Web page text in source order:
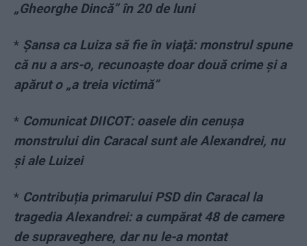
„Gheorghe Dincă” în 20 de luni
* Şansa ca Luiza să fie în viaţă: monstrul spune
că nu a ars-o, recunoaşte doar două crime şi a
apărut o „a treia victimă”
* Comunicat DIICOT: oasele din cenușa
monstrului din Caracal sunt ale Alexandrei, nu
și ale Luizei
* Contribuția primarului PSD din Caracal la
tragedia Alexandrei: a cumpărat 48 de camere
de supraveghere, dar nu le-a montat